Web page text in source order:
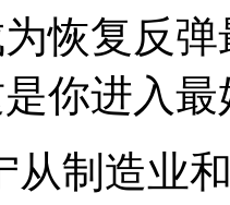
恢复反
你进入
从制造业